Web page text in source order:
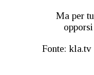
Ma per
Fonte: kla.tv